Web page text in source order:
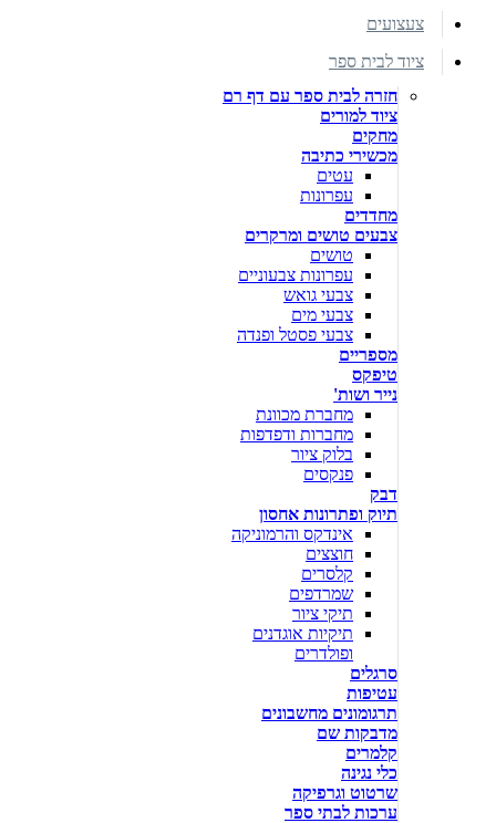
צעצועים
ציוד לבית ספר
חזרה לבית ספר עם דף רם
ציוד למורים
מחקים
מכשירי כתיבה
עטים
עפרונות
מחדדים
צבעים טושים ומרקרים
טושים
עפרונות צבעוניים
צבעי גואש
צבעי מים
צבעי פסטל ופנדה
מספריים
טיפקס
נייר ושות'
מחברת מכוונת
מחברות ודפדפות
בלוק ציור
פנקסים
דבק
תיוק ופתרונות אחסון
אינדקס והרמוניקה
חוצצים
קלסרים
שמרדפים
תיקי ציור
תיקיות אוגדנים
ופולדרים
סרגלים
עטיפות
תרגומונים מחשבונים
מדבקות שם
קלמרים
כלי נגינה
שרטוט וגרפיקה
ערכות לבתי ספר